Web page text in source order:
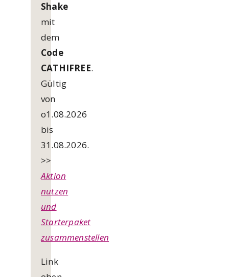
Shake
mit
dem
Code
CATHIFREE.
Gültig
von
o1.08.2026
bis
31.08.2026.
>>
Aktion
nutzen
und
Starterpaket
zusammenstellen
Link